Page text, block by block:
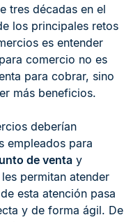
tres décadas en el
los principales retos
es entender
comercio no es
para cobrar, sino
más beneficios.
deberían
empleados para
de venta y
permitan atender
esta atención pasa
y de forma ágil. De